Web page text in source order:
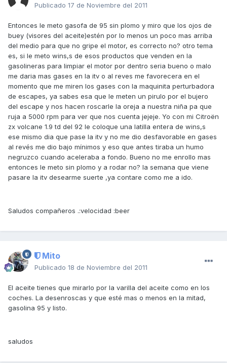
Publicado 17 de Noviembre del 2011
Entonces le meto gasofa de 95 sin plomo y miro que los ojos de
buey (visores del aceite)estén por lo menos un poco mas arriba
del medio para que no gripe el motor, es correcto no? otro tema
es, si le meto wins,s de esos productos que venden en la
gasolineras para limpiar el motor por dentro seria bueno o malo
me daria mas gases en la itv o al reves me favorecera en el
momento que me miren los gases con la maquinita perturbadora
de escapes, ya sabes esa que le meten un pirulo por el bujero
del escape y nos hacen roscarle la oreja a nuestra niña pa que
ruja a 5000 rpm para ver que nos cuenta jejeje. Yo con mi Citroën
zx volcane 1.9 td del 92 le coloque una latilla entera de wins,s
ese mismo dia que pase la itv y no me dio desfavorable en gases
al revés me dio bajo mínimos y eso que antes tiraba un humo
negruzco cuando aceleraba a fondo. Bueno no me enrollo mas
entonces le meto sin plomo y a rodar no? la semana que viene
pasare la itv desearme suerte ,ya contare como me a ido.
Saludos compañeros .:velocidad :beer
Mito
Publicado 18 de Noviembre del 2011
El aceite tienes que mirarlo por la varilla del aceite como en los
coches. La desenroscas y que esté mas o menos en la mitad,
gasolina 95 y listo.
saludos